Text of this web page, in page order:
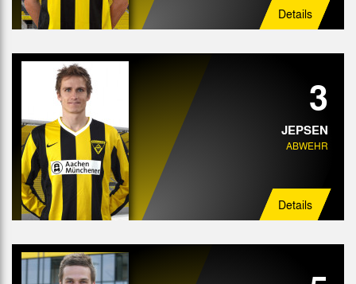
Details
3
JEPSEN
ABWEHR
Details